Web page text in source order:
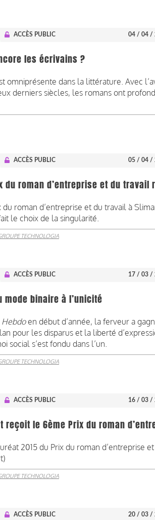
ACCÈS PUBLIC 04 / 04 /
les écrivains ?
omniprésente dans la littérature. Avec
derniers siècles, les romans ont
ACCÈS PUBLIC 05 / 04 /
du roman d’entreprise et du travail
roman d’entreprise et du travail à
le choix de la singularité.
TECHNOLOGIA
ACCÈS PUBLIC 17 / 03 /
mode binaire à l’unicité
Hebdoen début d’année, la ferveur a
pour les disparus et la liberté
social s’est fondu dans l’un.
TECHNOLOGIA
ACCÈS PUBLIC 16 / 03 /
reçoit le 6ème Prix du roman
2015 du Prix du roman d’entreprise
TECHNOLOGIA
ACCÈS PUBLIC 20 / 03 /